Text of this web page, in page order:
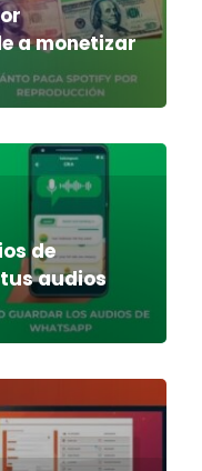
a monetizar
de
audios